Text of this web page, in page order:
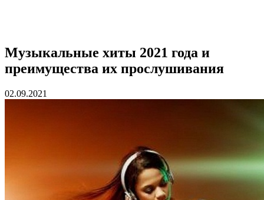
Музыкальные хиты 2021 года и
преимущества их прослушивания
02.09.2021